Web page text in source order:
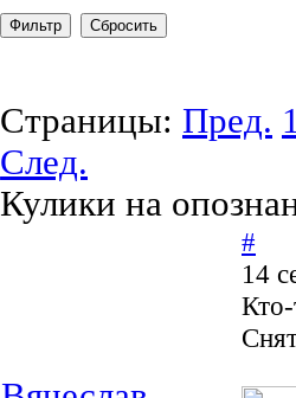
Страницы: Пред.
След.
Кулики на
#
14